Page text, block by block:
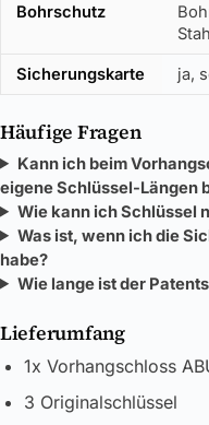
Bohrschutz
Sicherungskarte ja,
Häufige Fragen
Kann ich beim
eigene Schlüssel-Längen
Wie kann ich Schlüssel
Was ist, wenn ich die
habe?
Wie lange ist der
Lieferumfang
1x Vorhangschloss
3 Originalschlüssel